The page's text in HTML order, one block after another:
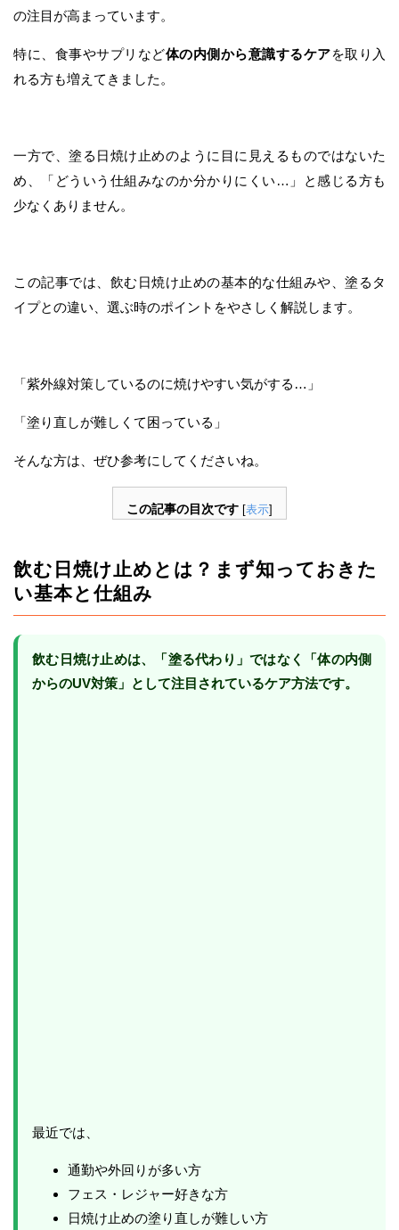
の注目が高まっています。
特に、食事やサプリなど体の内側から意識するケアを取り入
れる方も増えてきました。
一方で、塗る日焼け止めのように目に見えるものではないた
め、「どういう仕組みなのか分かりにくい…」と感じる方も
少なくありません。
この記事では、飲む日焼け止めの基本的な仕組みや、塗るタ
イプとの違い、選ぶ時のポイントをやさしく解説します。
「紫外線対策しているのに焼けやすい気がする…」
「塗り直しが難しくて困っている」
そんな方は、ぜひ参考にしてくださいね。
この記事の目次です [表示]
飲む日焼け止めとは？まず知っておきた
い基本と仕組み
飲む日焼け止めは、「塗る代わり」ではなく「体の内側
からのUV対策」として注目されているケア方法です。
最近では、
通勤や外回りが多い方
フェス・レジャー好きな方
日焼け止めの塗り直しが難しい方